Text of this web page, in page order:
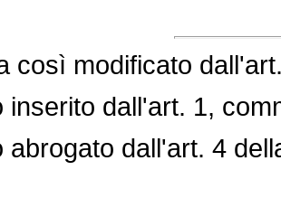
così modificato
inserito dall'art. 1,
abrogato dall'art. 4